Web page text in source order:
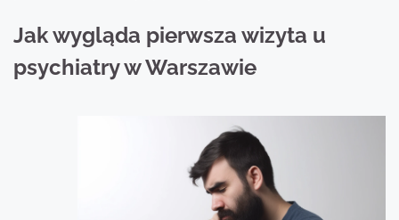
Jak wygląda pierwsza wizyta u
psychiatry w Warszawie